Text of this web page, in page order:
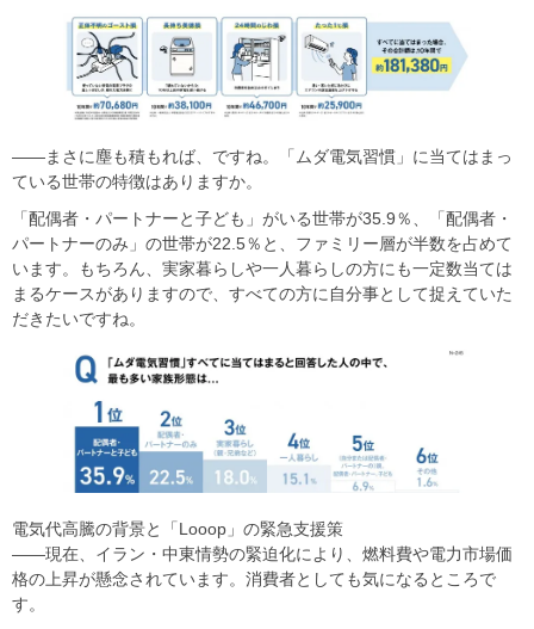
――まさに塵も積もれば、ですね。「ムダ電気習慣」に当てはまっ
ている世帯の特徴はありますか。
「配偶者・パートナーと子ども」がいる世帯が35.9％、「配偶者・
パートナーのみ」の世帯が22.5％と、ファミリー層が半数を占めて
います。もちろん、実家暮らしや一人暮らしの方にも一定数当ては
まるケースがありますので、すべての方に自分事として捉えていた
だきたいですね。
電気代高騰の背景と「Looop」の緊急支援策
――現在、イラン・中東情勢の緊迫化により、燃料費や電力市場価
格の上昇が懸念されています。消費者としても気になるところで
す。